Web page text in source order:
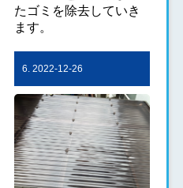
たゴミを除去していき
ます。
6. 2022-12-26